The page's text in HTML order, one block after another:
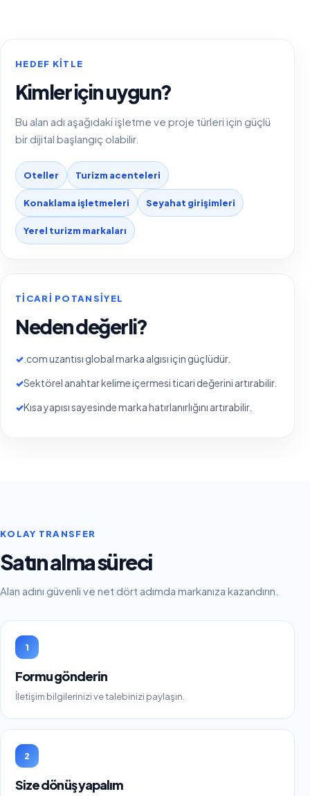
HEDEF KITLE
Kimler için uygun?
Bu alan adı aşağıdaki işletme ve proje türleri için güçlü
bir dijital başlangıç olabilir.
Oteller Turizm acenteleri
Konaklama işletmeleri Seyahat girişimleri
Yerel turizm markaları
TICARI POTANSIYEL
Neden değerli?
✓ .com uzantısı global marka algısı için güçlüdür.
✓Sektörel anahtar kelime içermesi ticari değerini artırabilir.
✓Kısa yapısı sayesinde marka hatırlanırlığını artırabilir.
KOLAY TRANSFER
Satın alma süreci
Alan adını güvenli ve net dört adımda markanıza kazandırın.
1
Formu gönderin
İletişim bilgilerinizi ve talebinizi paylaşın.
2
Size dönüş yapalım